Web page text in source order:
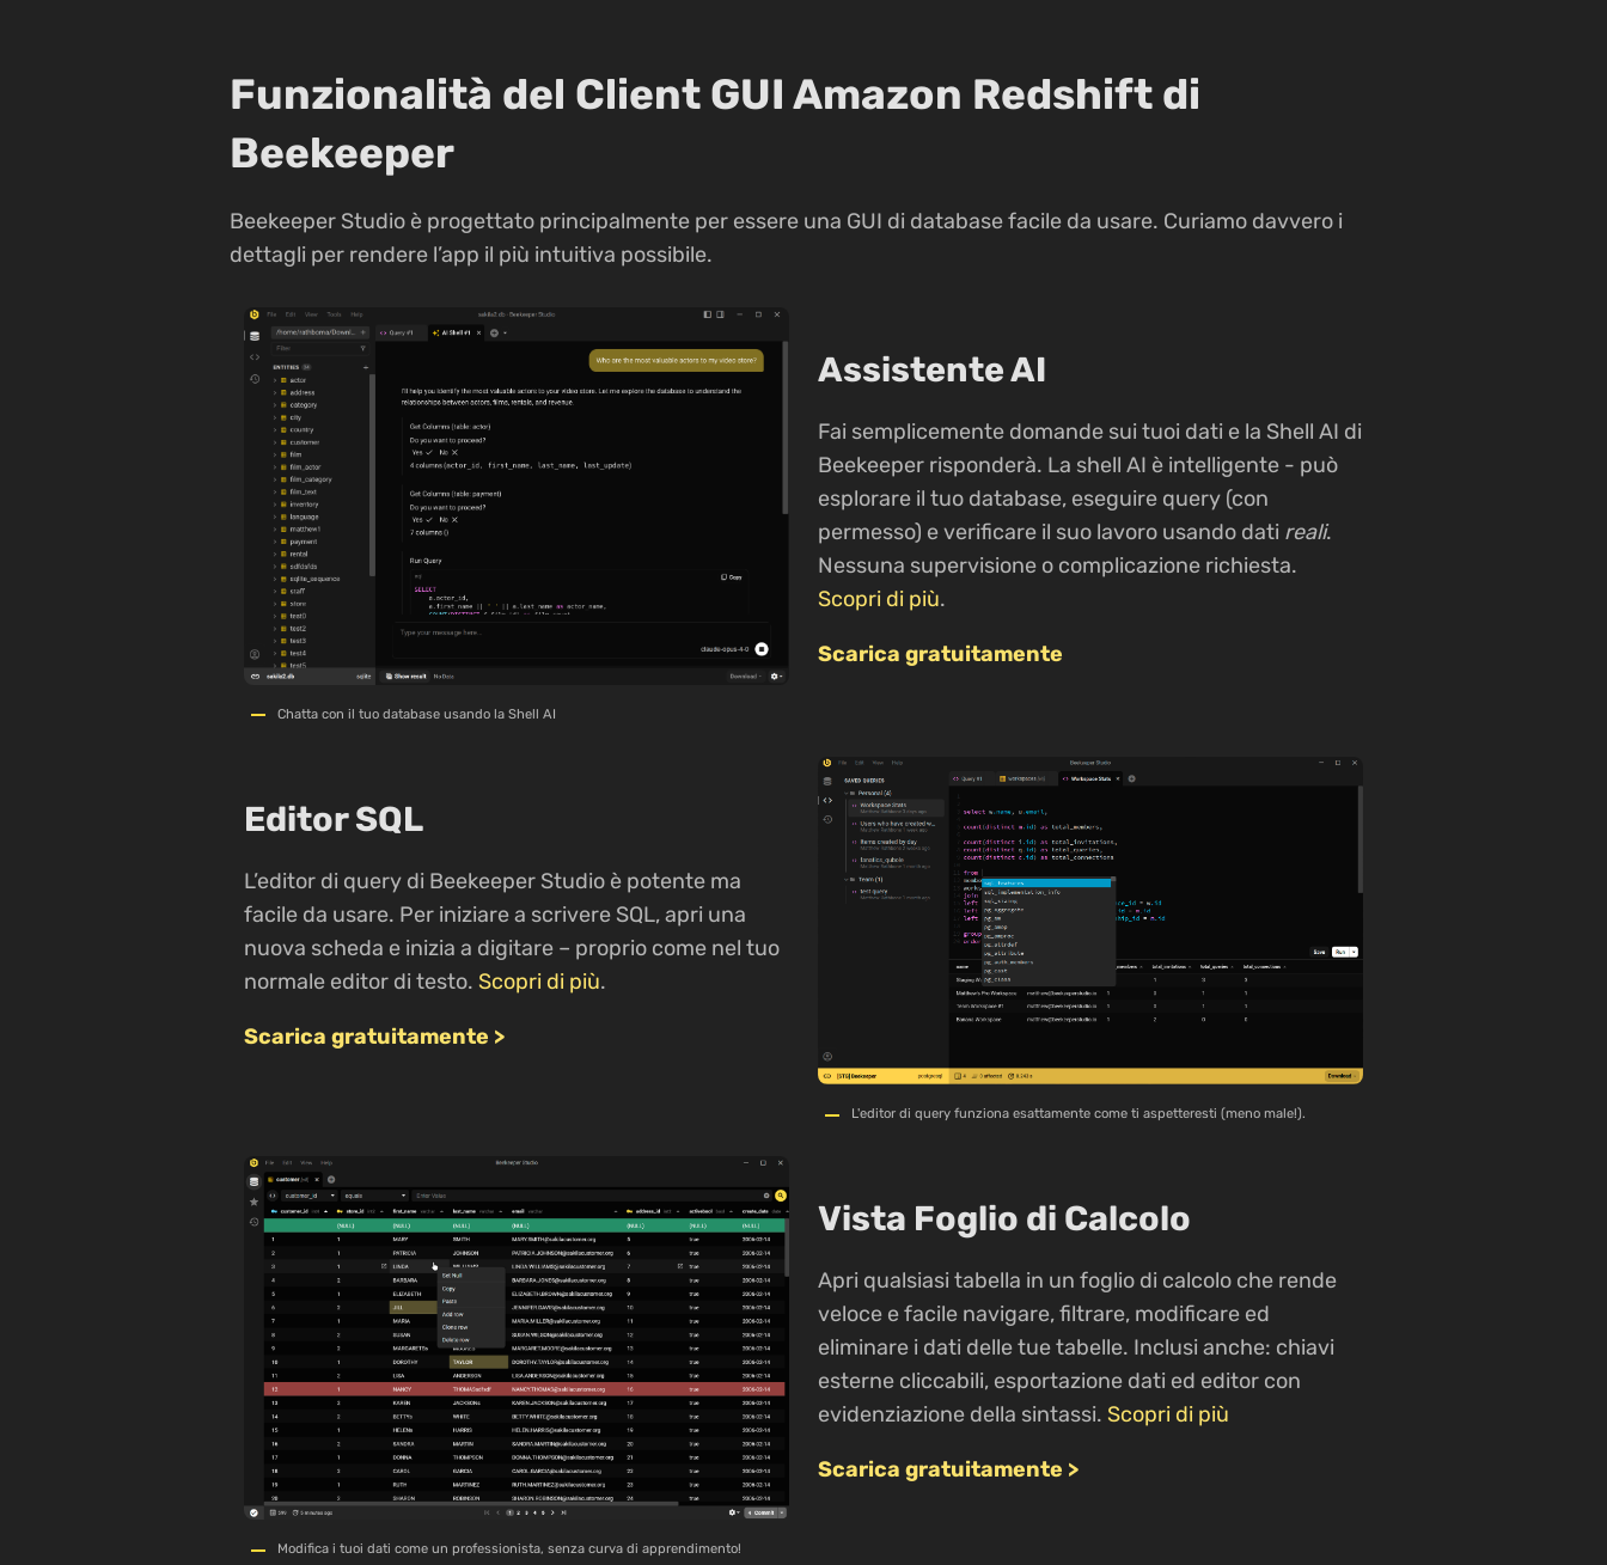
Funzionalità del Client GUI Amazon Redshift di
Beekeeper
Beekeeper Studio è progettato principalmente per essere una GUI di database facile da usare. Curiamo davvero i
dettagli per rendere l’app il più intuitiva possibile.
Assistente AI
Fai semplicemente domande sui tuoi dati e la Shell AI di
Beekeeper risponderà. La shell AI è intelligente - può
esplorare il tuo database, eseguire query (con
permesso) e verificare il suo lavoro usando dati reali.
Nessuna supervisione o complicazione richiesta.
Scopri di più.
Scarica gratuitamente
Chatta con il tuo database usando la Shell AI
Editor SQL
L’editor di query di Beekeeper Studio è potente ma
facile da usare. Per iniziare a scrivere SQL, apri una
nuova scheda e inizia a digitare – proprio come nel tuo
normale editor di testo. Scopri di più.
Scarica gratuitamente >
L'editor di query funziona esattamente come ti aspetteresti (meno male!).
Vista Foglio di Calcolo
Apri qualsiasi tabella in un foglio di calcolo che rende
veloce e facile navigare, filtrare, modificare ed
eliminare i dati delle tue tabelle. Inclusi anche: chiavi
esterne cliccabili, esportazione dati ed editor con
evidenziazione della sintassi. Scopri di più
Scarica gratuitamente >
Modifica i tuoi dati come un professionista, senza curva di apprendimento!